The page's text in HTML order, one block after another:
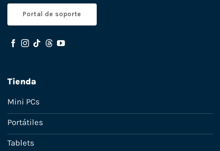
Portal de soporte
Tienda
Mini PCs
Portátiles
Tablets